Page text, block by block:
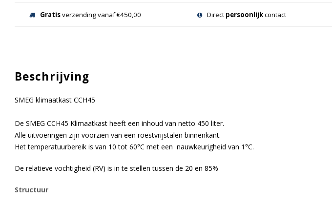
Gratisverzending vanaf €450,00 Direct persoonlijkcontact
Beschrijving
SMEG klimaatkast CCH45
De SMEG CCH45 Klimaatkast heeft een inhoud van netto 450 liter.
Alle uitvoeringen zijn voorzien van een roestvrijstalen binnenkant.
Het temperatuurbereik is van 10 tot 60°C met een nauwkeurigheid van 1°C.
De relatieve vochtigheid (RV) is in te stellen tussen de 20 en 85%
Structuur